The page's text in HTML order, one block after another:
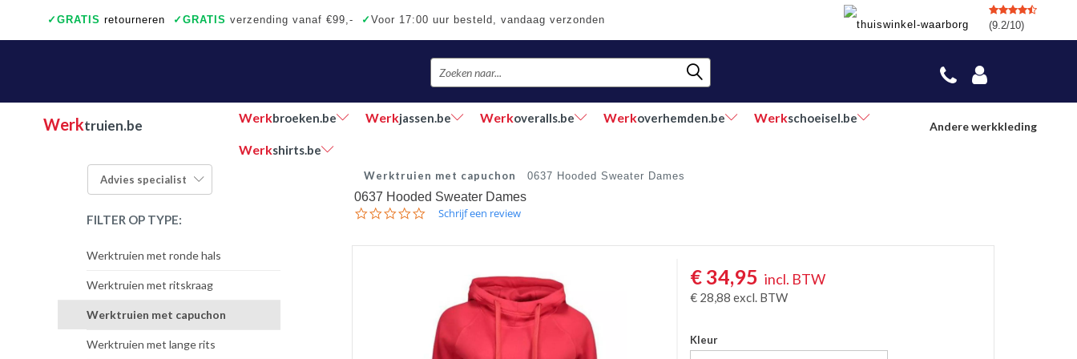
✓ GRATIS retourneren ✓ GRATIS verzending vanaf €99,- ✓ Voor 17:00 uur besteld, vandaag verzonden (9.2/10)
Werktruien.be Werkbroeken.be Werkjassen.be Werkoveralls.be Werkoverhemden.be Werkschoeisel.be
Werkshirts.be
Andere werkkleding
FILTER OP TYPE:
Werktruien met ronde hals
Werktruien met ritskraag
Werktruien met capuchon
Werktruien met lange rits
Advies specialist Werktruien met capuchon 0637 Hooded Sweater Dames
0637 Hooded Sweater Dames
0.0Schrijf een review
€ 34,95 incl. BTW
€ 28,88 excl. BTW
Kleur